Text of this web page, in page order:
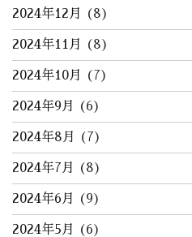
2024年12月 (8)
2024年11月 (8)
2024年10月 (7)
2024年9月 (6)
2024年8月 (7)
2024年7月 (8)
2024年6月 (9)
2024年5月 (6)